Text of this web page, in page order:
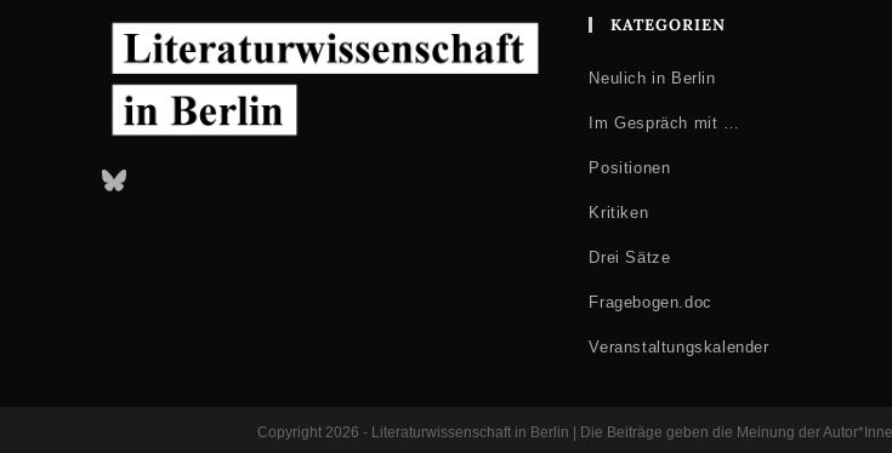
Bluesky
KATEGORIEN
Neulich in Berlin
Im Gespräch mit …
Positionen
Kritiken
Drei Sätze
Fragebogen.doc
Veranstaltungskalender
Copyright 2026 - Literaturwissenschaft in Berlin | Die Beiträge geben die Meinung der